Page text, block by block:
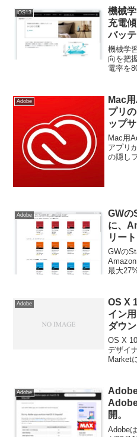
iOS13
機械
充電
バッ
くれ
れた
も使
機械学
向を把
電率を
ら。
Adobe
Mac
プリ
ップ
ォル
具合
Mac用
アプリ
の隠し
Adobe
GWの
に、
リー
アド
月8日
GWの
最大
Adobe
OS X
イン
ダウ
OS X
デザイ
Market
Adobe
開。
Adobe